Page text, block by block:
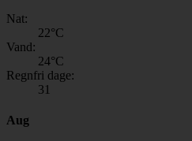
Nat:
22°C
Vand:
24°C
Regnfri dage:
31
Aug